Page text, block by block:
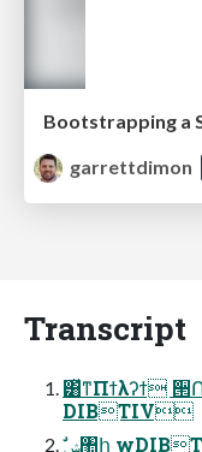
Bootstrapping a
garrettdimon
Transcript
DIBTIV